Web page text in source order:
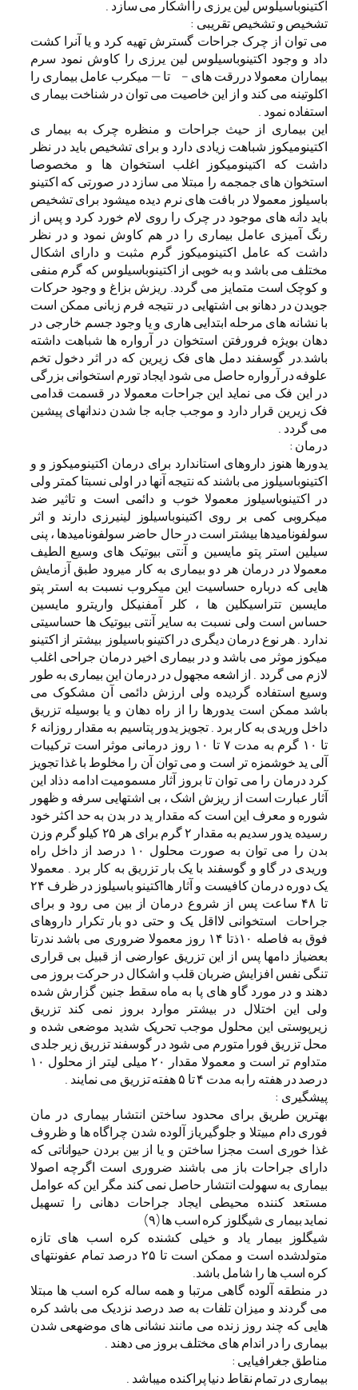
اکتینوباسیلوس لین یرزی را آشکار می سازد .
تشخیص و تشخیص تقریبی :
می توان از چرک جراحات گسترش تهیه کرد و یا آنرا کشت
داد و وجود اکتینوباسیلوس لین یرزی را کاوش نمود سرم
بیماران معمولا دررقت های – تا — میکرب عامل بیماری را
اکلوتینه می کند و از این خاصیت می توان در شناخت بیمار ی
استفاده نمود .
این بیماری از حیث جراحات و منظره چرک به بیمار ی
اکتینومیکوز شباهت زیادی دارد و برای تشخیص باید در نظر
داشت که اکتینومیکوز اغلب استخوان ها و مخصوصا
استخوان های جمجمه را مبتلا می سازد در صورتی که اکتینو
باسیلوز معمولا در بافت های نرم دیده میشود برای تشخیص
باید دانه های موجود در چرک را روی لام خورد کرد و پس از
رنگ آمیزی عامل بیماری را در هم کاوش نمود و در نظر
داشت که عامل اکتینومیکوز گرم مثبت و دارای اشکال
مختلف می باشد و به خوبی از اکتینوباسیلوس که گرم منفی
و کوچک است متمایز می گردد. ریزش بزاغ و وجود حرکات
جویدن در دهانو بی اشتهایی در نتیجه فرم زبانی ممکن است
با نشانه های مرحله ابتدایی هاری و یا وجود جسم خارجی در
دهان بویژه فرورفتن استخوان در آرواره ها شباهت داشته
باشد.در گوسفند دمل های فک زیرین که در اثر دخول تخم
علوفه در آرواره حاصل می شود ایجاد تورم استخوانی بزرگی
در این فک می نماید این جراحات معمولا در قسمت قدامی
فک زیرین قرار دارد و موجب جابه جا شدن دندانهای پیشین
می گردد .
درمان :
یدورها هنوز داروهای استاندارد برای درمان اکتینومیکوز و و
اکتینوباسیلوز می باشند که نتیجه آنها در اولی نسبتا کمتر ولی
در اکتینوباسیلوز معمولا خوب و دائمی است و تاثیر ضد
میکروبی کمی بر روی اکتینوباسیلوز لینیرزی دارند و اثر
سولفونامیدها بیشتر است در حال حاضر سولفونامیدها ، پنی
سیلین استر پتو مایسین و آنتی بیوتیک های وسیع الطیف
معمولا در درمان هر دو بیماری به کار میرود طبق آزمایش
هایی که درباره حساسیت این میکروب نسبت به استر پتو
مایسین تتراسیکلین ها ، کلر آمفنیکل واریترو مایسین
حساس است ولی نسبت به سایر آنتی بیوتیک ها حساسیتی
ندارد . هر نوع درمان دیگری در اکتینو باسیلوز بیشتر از اکتینو
میکوز موثر می باشد و در بیماری اخیر درمان جراحی اغلب
لازم می گردد . از اشعه مجهول در درمان این بیماری به طور
وسیع استفاده گردیده ولی ارزش دائمی آن مشکوک می
باشد ممکن است یدورها را از راه دهان و یا بوسیله تزریق
داخل وریدی به کار برد . تجویز یدور پتاسیم به مقدار روزانه ۶
تا ۱۰ گرم به مدت ۷ تا ۱۰ روز درمانی موثر است ترکیبات
آلی ید خوشمزه تر است و می توان آن را مخلوط با غذا تجویز
کرد درمان را می توان تا بروز آثار مسمومیت ادامه دذاد این
آثار عبارت است از ریزش اشک ، بی اشتهایی سرفه و ظهور
شوره و معرف این است که مقدار ید در بدن به حد اکثر خود
رسیده یدور سدیم به مقدار ۲ گرم برای هر ۲۵ کیلو گرم وزن
بدن را می توان به صورت محلول ۱۰ درصد از داخل راه
وریدی در گاو و گوسفند با یک بار تزریق به کار برد . معمولا
یک دوره درمان کافیست و آثار هااکتینو باسیلوز در ظرف ۲۴
تا ۴۸ ساعت پس از شروع درمان از بین می رود و برای
جراحات استخوانی لااقل یک و حتی دو بار تکرار داروهای
فوق به فاصله ۱۰ذتا ۱۴ روز معمولا ضروری می باشد ندرتا
بعضیاز دامها پس از این تزریق عوارضی از قبیل بی قراری
تنگی نفس افزایش ضربان قلب و اشکال در حرکت بروز می
دهند و در مورد گاو های پا به ماه سقط جنین گزارش شده
ولی این اختلال در بیشتر موارد بروز نمی کند تزریق
زیرپوستی این محلول موجب تحریک شدید موضعی شده و
محل تزریق فورا متورم می شود در گوسفند تزریق زیر جلدی
متداوم تر است و معمولا مقدار ۲۰ میلی لیتر از محلول ۱۰
درصد در هفته را به مدت ۴ تا ۵ هفته تزریق می نمایند .
پیشگیری :
بهترین طریق برای محدود ساختن انتشار بیماری در مان
فوری دام مبیتلا و جلوگیریاز آلوده شدن چراگاه ها و ظروف
غذا خوری است مجزا ساختن و یا از بین بردن حیواناتی که
دارای جراحات باز می باشند ضروری است اگرچه اصولا
بیماری به سهولت انتشار حاصل نمی کند مگر این که عوامل
مستعد کننده محیطی ایجاد جراحات دهانی را تسهیل
نمایدبیمار ی شیگلوز کره اسب ها(۹)
شیگلوز بیمار یاد و خیلی کشنده کره اسب های تازه
متولدشده است و ممکن است تا ۲۵ درصد تمام عفونتهای
کره اسب ها را شامل باشد.
در منطقه آلوده گاهی مرتبا و همه ساله کره اسب ها مبتلا
می گردند و میزان تلفات به صد درصد نزدیک می باشد کره
هایی که چند روز زنده می مانند نشانی های موضهعی شدن
بیماری را در اندام های مختلف بروز می دهند .
مناطق جغرافیایی :
بیماری در تمام نقاط دنیا پراکنده میباشد .